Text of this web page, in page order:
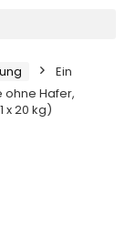
Ein
Hafer,
x 20 kg)